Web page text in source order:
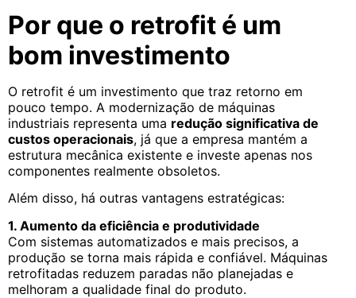
Por que o retrofit é um
bom investimento
O retrofit é um investimento que traz retorno em
pouco tempo. A modernização de máquinas
industriais representa uma redução significativa de
custos operacionais, já que a empresa mantém a
estrutura mecânica existente e investe apenas nos
componentes realmente obsoletos.
Além disso, há outras vantagens estratégicas:
1. Aumento da eficiência e produtividade
Com sistemas automatizados e mais precisos, a
produção se torna mais rápida e confiável. Máquinas
retrofitadas reduzem paradas não planejadas e
melhoram a qualidade final do produto.